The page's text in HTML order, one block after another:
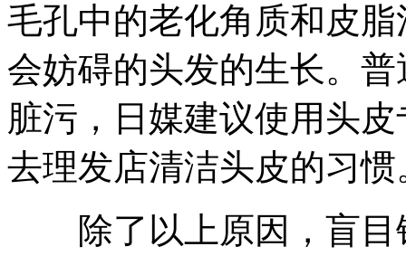
毛孔中的老化角质和皮
会妨碍的头发的生长。
脏污，日媒建议使用头
去理发店清洁头皮的习惯
除了以上原因，盲目